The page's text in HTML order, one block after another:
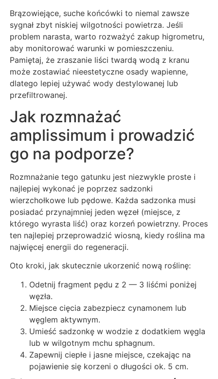
Brązowiejące, suche końcówki to niemal zawsze
sygnał zbyt niskiej wilgotności powietrza. Jeśli
problem narasta, warto rozważyć zakup higrometru,
aby monitorować warunki w pomieszczeniu.
Pamiętaj, że zraszanie liści twardą wodą z kranu
może zostawiać nieestetyczne osady wapienne,
dlatego lepiej używać wody destylowanej lub
przefiltrowanej.
Jak rozmnażać
amplissimum i prowadzić
go na podporze?
Rozmnażanie tego gatunku jest niezwykle proste i
najlepiej wykonać je poprzez sadzonki
wierzchołkowe lub pędowe. Każda sadzonka musi
posiadać przynajmniej jeden węzeł (miejsce, z
którego wyrasta liść) oraz korzeń powietrzny. Proces
ten najlepiej przeprowadzić wiosną, kiedy roślina ma
najwięcej energii do regeneracji.
Oto kroki, jak skutecznie ukorzenić nową roślinę:
Odetnij fragment pędu z 2 — 3 liśćmi poniżej
węzła.
Miejsce cięcia zabezpiecz cynamonem lub
węglem aktywnym.
Umieść sadzonkę w wodzie z dodatkiem węgla
lub w wilgotnym mchu sphagnum.
Zapewnij ciepłe i jasne miejsce, czekając na
pojawienie się korzeni o długości ok. 5 cm.